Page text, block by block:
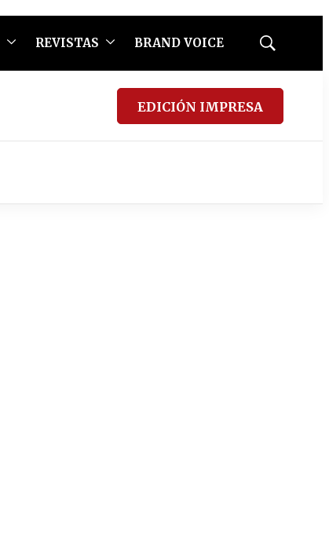
REVISTAS BRAND VOICE
Mostrar
EDICIÓN IMPRESA